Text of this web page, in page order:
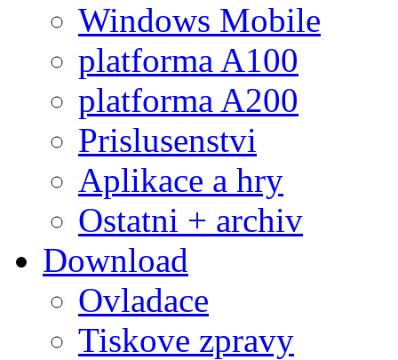
Windows Mobile
platforma A100
platforma A200
Prislusenstvi
Aplikace a hry
Ostatni + archiv
Download
Ovladace
Tiskove zpravy